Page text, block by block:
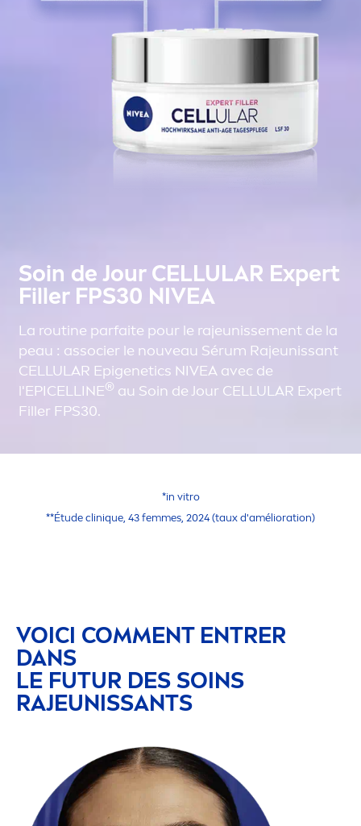
Soin de Jour CELLULAR Expert
FillerFPS30 NIVEA
La routine parfaite pour le rajeunissement de la
peau : associer le nouveau Sérum Rajeunissant
CELLULAR Epigenetics NIVEA avec de
l'EPICELLINE® au Soin de Jour CELLULAR Expert
Filler FPS30.
*in vitro
**Étude clinique, 43 femmes, 2024 (taux d'amélioration)
VOICI COMMENT ENTRER
DANS
LE FUTUR DES SOINS
RAJEUNISSANTS